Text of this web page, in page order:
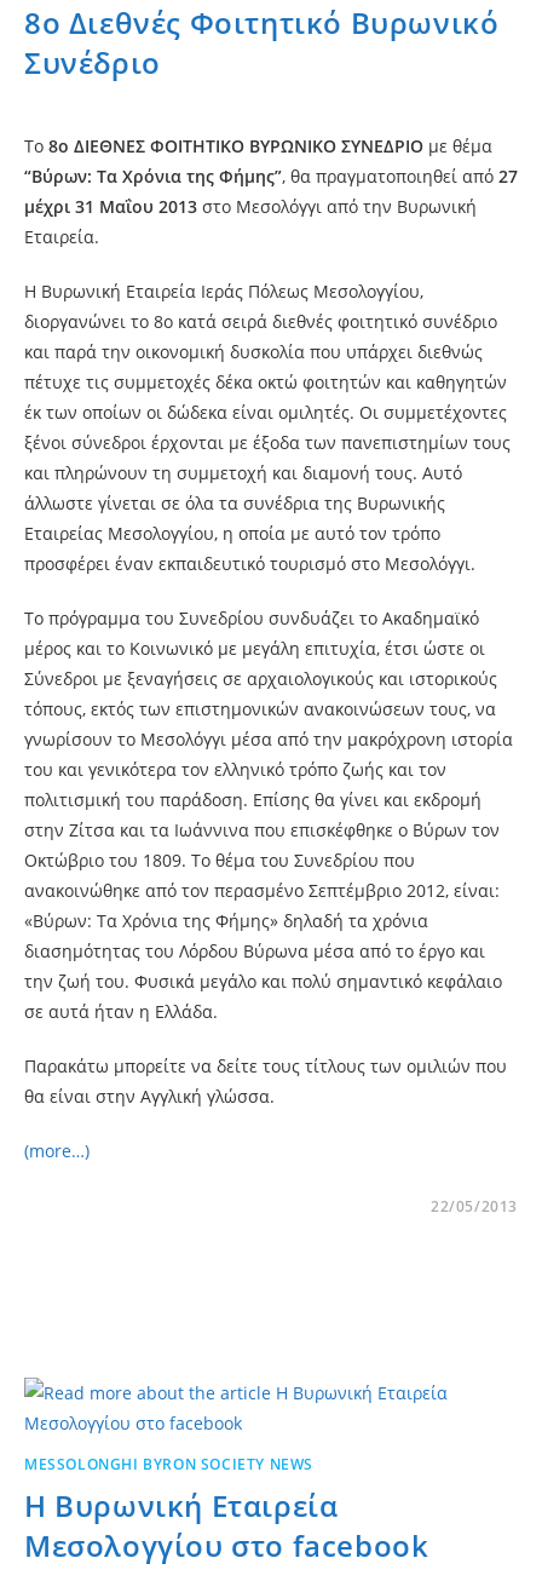
8ο Διεθνές Φοιτητικό Βυρωνικό
Συνέδριο
Το 8ο ΔΙΕΘΝΕΣ ΦΟΙΤΗΤΙΚΟ ΒΥΡΩΝΙΚΟ ΣΥΝΕΔΡΙΟ με θέμα
“Βύρων: Τα Χρόνια της Φήμης”, θα πραγματοποιηθεί από 27
μέχρι 31 Μαΐου 2013 στο Μεσολόγγι από την Βυρωνική
Εταιρεία.
Η Βυρωνική Εταιρεία Ιεράς Πόλεως Μεσολογγίου,
διοργανώνει το 8ο κατά σειρά διεθνές φοιτητικό συνέδριο
και παρά την οικονομική δυσκολία που υπάρχει διεθνώς
πέτυχε τις συμμετοχές δέκα οκτώ φοιτητών και καθηγητών
έκ των οποίων οι δώδεκα είναι ομιλητές. Οι συμμετέχοντες
ξένοι σύνεδροι έρχονται με έξοδα των πανεπιστημίων τους
και πληρώνουν τη συμμετοχή και διαμονή τους. Αυτό
άλλωστε γίνεται σε όλα τα συνέδρια της Βυρωνικής
Εταιρείας Μεσολογγίου, η οποία με αυτό τον τρόπο
προσφέρει έναν εκπαιδευτικό τουρισμό στο Μεσολόγγι.
Το πρόγραμμα του Συνεδρίου συνδυάζει το Ακαδημαϊκό
μέρος και το Κοινωνικό με μεγάλη επιτυχία, έτσι ώστε οι
Σύνεδροι με ξεναγήσεις σε αρχαιολογικούς και ιστορικούς
τόπους, εκτός των επιστημονικών ανακοινώσεων τους, να
γνωρίσουν το Μεσολόγγι μέσα από την μακρόχρονη ιστορία
του και γενικότερα τον ελληνικό τρόπο ζωής και τον
πολιτισμική του παράδοση. Επίσης θα γίνει και εκδρομή
στην Ζίτσα και τα Ιωάννινα που επισκέφθηκε ο Βύρων τον
Οκτώβριο του 1809. Το θέμα του Συνεδρίου που
ανακοινώθηκε από τον περασμένο Σεπτέμβριο 2012, είναι:
«Βύρων: Τα Χρόνια της Φήμης» δηλαδή τα χρόνια
διασημότητας του Λόρδου Βύρωνα μέσα από το έργο και
την ζωή του. Φυσικά μεγάλο και πολύ σημαντικό κεφάλαιο
σε αυτά ήταν η Ελλάδα.
Παρακάτω μπορείτε να δείτε τους τίτλους των ομιλιών που
θα είναι στην Αγγλική γλώσσα.
(more…)
22/05/2013
MESSOLONGHI BYRON SOCIETY NEWS
H Βυρωνική Εταιρεία
Μεσολογγίου στο facebook